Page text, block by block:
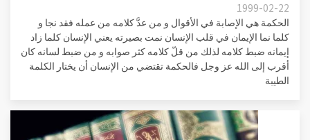
1999-02-22
الحكمة هي الإصابة في الأقوال و من عدَّ كلامه من عمله فقد نجا و
كلما نما الإيمان في قلب الإنسان نمت بصيرته يعني الإنسان كلما زاد
إيمانه ضبط كلامه لذلك من قلّ كلامه كثر صوابه و من ضبط لسانه كان
أقرب إلى الله عز وجل فالحكمة تقتضي من الإنسان أن يختار الكلمة
الطيبة